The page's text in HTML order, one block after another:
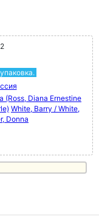
(Ross, Diana Ernestine
White, Barry / White,
Donna